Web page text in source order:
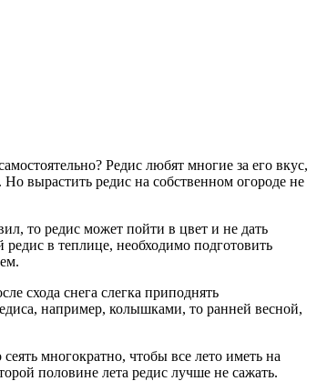
Редис любят многие за его вкус,
вырастить редис на собственном огороде не
то редис может пойти в цвет и не дать
в теплице, необходимо подготовить
схода снега слегка приподнять
например, колышками, то ранней весной,
многократно, чтобы все лето иметь на
половине лета редис лучше не сажать.